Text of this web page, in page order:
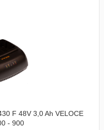
F 48V 3,0 Ah VELOCE
- 900